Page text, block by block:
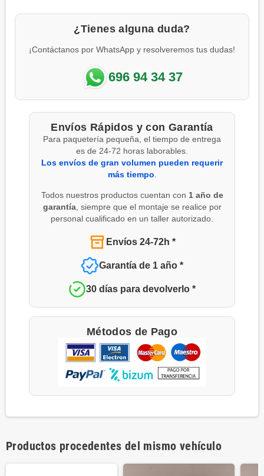
¿Tienes alguna duda?
¡Contáctanos por WhatsApp y resolveremos tus dudas!
696 94 34 37
Envíos Rápidos y con Garantía
Para paquetería pequeña, el tiempo de entrega
es de 24-72 horas laborables.
Los envíos de gran volumen pueden requerir
más tiempo
Todos nuestros productos cuentan con 1 año de
garantía, siempre que el montaje se realice por
personal cualificado en un taller autorizado.
Envíos 24-72h *
Garantía de 1 año *
30 días para devolverlo *
Métodos de Pago
Productos procedentes del mismo vehículo